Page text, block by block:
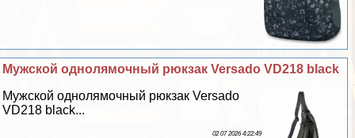
Мужской однолямочный рюкзак Versado VD218 black
Мужской однолямочный рюкзак Versado
VD218 black...
02 07 2026 4:22:49